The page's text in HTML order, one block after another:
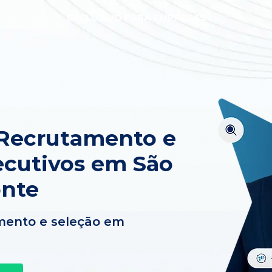
e
em São
e seleção em